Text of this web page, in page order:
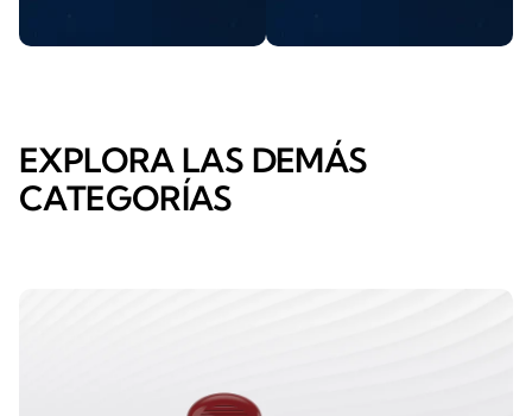
EXPLORA LAS DEMÁS
CATEGORÍAS